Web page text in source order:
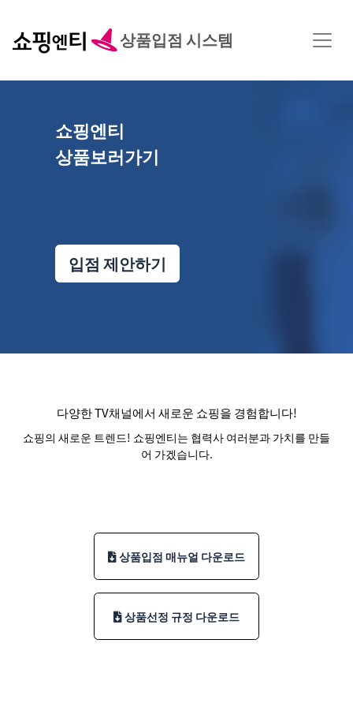
상품입점 시스템
쇼핑엔티
상품보러가기
입점 제안하기
다양한 TV채널에서 새로운 쇼핑을 경험합니다!
쇼핑의 새로운 트렌드! 쇼핑엔티는 협력사 여러분과 가치를 만들
어 가겠습니다.
상품입점 매뉴얼 다운로드
상품선정 규정 다운로드